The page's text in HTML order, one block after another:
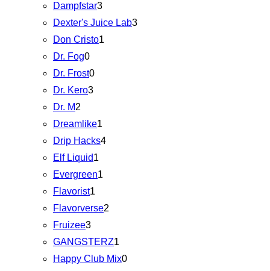
Dampfstar3
Dexter's Juice Lab3
Don Cristo1
Dr. Fog0
Dr. Frost0
Dr. Kero3
Dr. M2
Dreamlike1
Drip Hacks4
Elf Liquid1
Evergreen1
Flavorist1
Flavorverse2
Fruizee3
GANGSTERZ1
Happy Club Mix0